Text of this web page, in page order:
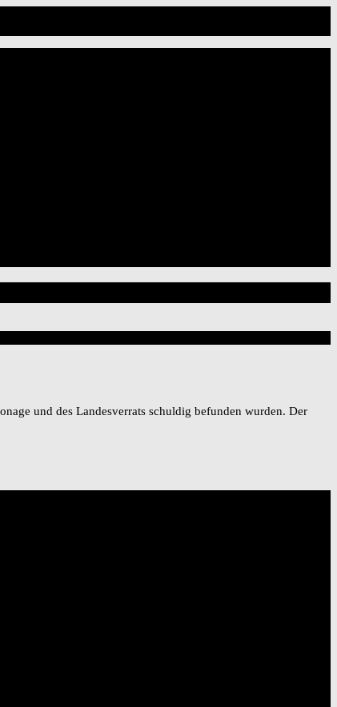
und des Landesverrats schuldig befunden wurden. Der